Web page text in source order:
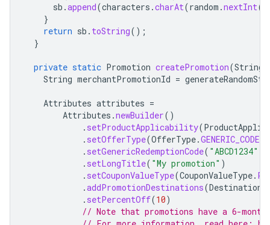
sb .append(characters .charAt(random .nextInt(
}
return sb . toString();
}
private static Promotion createPromotion(String
String merchantPromotionId =
Attributes attributes =
Attributes .newBuilder()
. setProductApplicability(
. setOfferType(OfferType.GENERIC_CODE
. setGenericRedemptionCode( "ABCD1234"
. setLongTitle( "My promotion" )
. setCouponValueType(CouponValueType.
.addPromotionDestinations(
. setPercentOff(10)
// Note that promotions have a 6-